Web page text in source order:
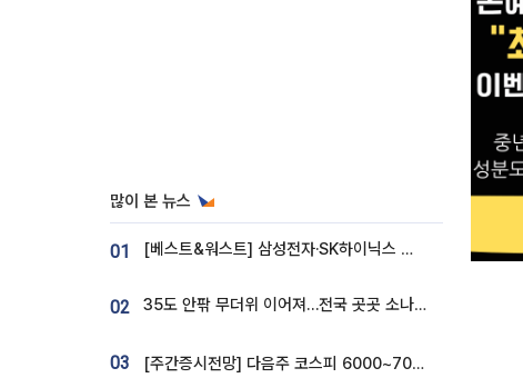
많이 본 뉴스
01 [베스트&워스트] 삼성전자·SK하이닉스 밀린 한 주…상상인증권은 85% 급등
02 35도 안팎 무더위 이어져…전국 곳곳 소나기 [오늘 날씨]
03 [주간증시전망] 다음주 코스피 6000~7000⋯“外人 수급은 정책이 변수”